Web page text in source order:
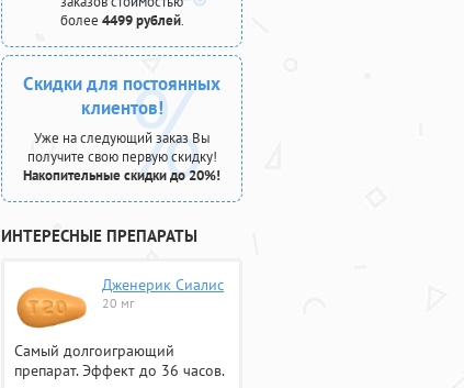
более 4499 рублей.
Скидки для постоянных
клиентов!
Уже на следующий заказ Вы
получите свою первую скидку!
Накопительные скидки до 20%!
ИНТЕРЕСНЫЕ ПРЕПАРАТЫ
Дженерик Сиалис
20 мг
Самый долгоиграющий
препарат. Эффект до 36 часов.